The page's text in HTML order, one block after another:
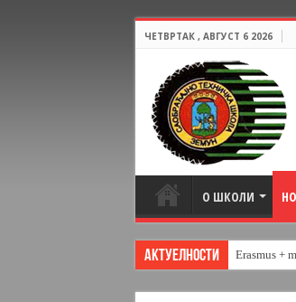
ЧЕТВРТАК , АВГУСТ 6 2026
О ШКОЛИ
Актуелности Erasmus +